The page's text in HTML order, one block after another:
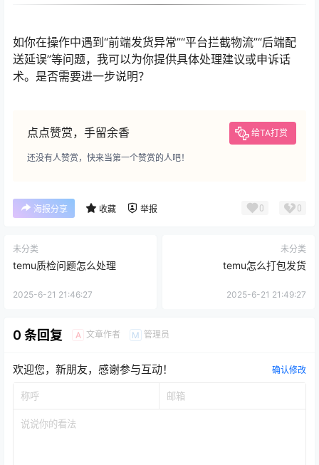
如你在操作中遇到“前端发货异常”“平台拦截物流”“后端配
送延误”等问题，我可以为你提供具体处理建议或申诉话
术。是否需要进一步说明？
点点赞赏，手留余香 给TA打赏
还没有人赞赏，快来当第一个赞赏的人吧！
海报分享 收藏 举报 0 0
未分类
temu质检问题怎么处理
2025-6-21 21:46:27
未分类
temu怎么打包发货
2025-6-21 21:49:27
0 条回复 A 文章作者 M 管理员
欢迎您，新朋友，感谢参与互动！ 确认修改